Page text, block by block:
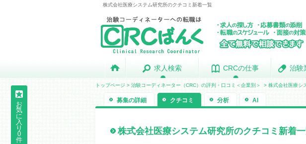
株式会社医療システム研究所のクチコミ新着一覧
求人検索
求人検索 CRCの仕事
CRCの仕事 治験
治験
トップページ > 治験コーディネーター（CRC）の評判・口コミ＜企業別＞ > 株式会社医療シ
募集の詳細 クチコミ 分析 AI
株式会社医療システム研究所のクチコミ新着
お
気
に
入
り
0
件